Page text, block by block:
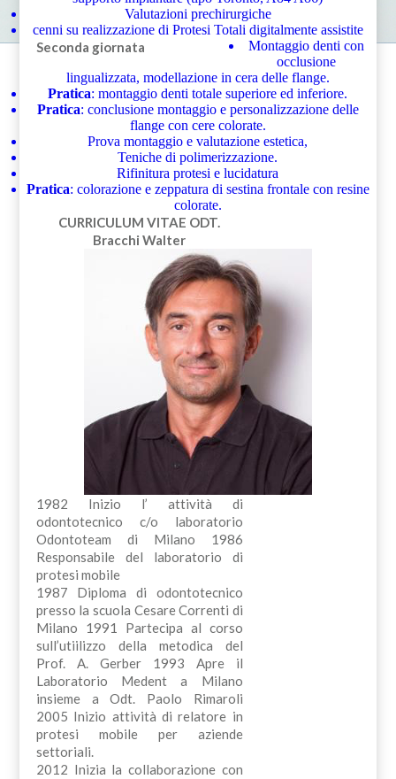
Valutazioni prechirurgiche
cenni su realizzazione di Protesi Totali digitalmente assistite
Seconda giornata
Montaggio denti con
occlusione
lingualizzata, modellazione in cera delle flange.
Pratica: montaggio denti totale superiore ed inferiore.
Pratica: conclusione montaggio e personalizzazione delle
flange con cere colorate.
Prova montaggio e valutazione estetica,
Teniche di polimerizzazione.
Rifinitura protesi e lucidatura
Pratica: colorazione e zeppatura di sestina frontale con resine
colorate.
CURRICULUM VITAE ODT.
Bracchi Walter
1982 Inizio l’ attività di
odontotecnico c/o laboratorio
Odontoteam di Milano 1986
Responsabile del laboratorio di
protesi mobile
1987 Diploma di odontotecnico
presso la scuola Cesare Correnti di
Milano 1991 Partecipa al corso
sull’utiilizzo della metodica del
Prof. A. Gerber 1993 Apre il
Laboratorio Medent a Milano
insieme a Odt. Paolo Rimaroli
2005 Inizio attività di relatore in
protesi mobile per aziende
settoriali.
2012 Inizia la collaborazione con